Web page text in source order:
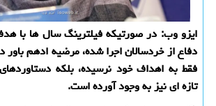
ایزو وب: در صورتیکه فیلترینگ سال ها با
دفاع از خردسالان اجرا شده، مرضیه ادهم
فقط به اهداف خود نرسیده، بلکه
تازه ای نیز به وجود آورده است.